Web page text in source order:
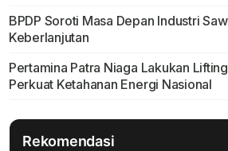
BPDP Soroti Masa Depan Industri
Keberlanjutan
Pertamina Patra Niaga Lakukan
Perkuat Ketahanan Energi Nasional
Rekomendasi